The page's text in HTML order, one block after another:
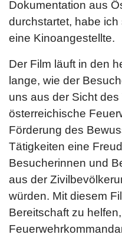
Dokumentation aus
durchstartet, habe ich
eine Kinoangestellte.
Der Film läuft in den
lange, wie der
uns aus der Sicht
österreichische
Förderung des
Tätigkeiten eine
Besucherinnen und
aus der
würden. Mit diesem
Bereitschaft zu